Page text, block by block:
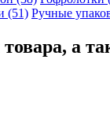
(51) Ручные
а